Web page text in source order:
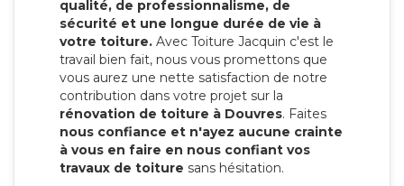
qualité, de professionnalisme, de
sécurité et une longue durée de vie à
votre toiture. Avec Toiture Jacquin c'est le
travail bien fait, nous vous promettons que
vous aurez une nette satisfaction de notre
contribution dans votre projet sur la
rénovation de toiture à Douvres. Faites
nous confiance et n'ayez aucune crainte
à vous en faire en nous confiant vos
travaux de toiture sans hésitation.